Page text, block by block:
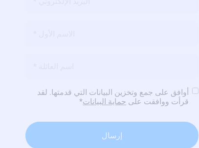
سياسة
الخصوصية*
أوافق على جمع وتخزين البيانات التي قدمتها. لقد
قرأت ووافقت على حماية البيانات*